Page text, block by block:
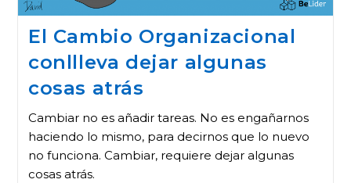
El Cambio Organizacional
conllleva dejar algunas
cosas atrás
Cambiar no es añadir tareas. No es engañarnos
haciendo lo mismo, para decirnos que lo nuevo
no funciona. Cambiar, requiere dejar algunas
cosas atrás.